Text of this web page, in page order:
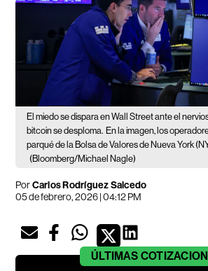
El miedo se dispara en Wall Street ante el
bitcoin se desploma. En la imagen, los
parqué de la Bolsa de Valores de Nueva York
(Bloomberg/Michael Nagle)
PorCarlos Rodríguez Salcedo
05 de febrero, 2026 | 04:12 PM
ÚLTIMAS